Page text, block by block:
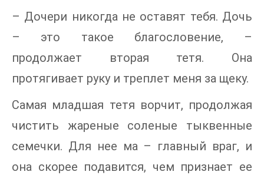
– Дочери никогда не оставят тебя. Дочь
– это такое благословение, –
продолжает вторая тетя. Она
протягивает руку и треплет меня за щеку.
Самая младшая тетя ворчит, продолжая
чистить жареные соленые тыквенные
семечки. Для нее ма – главный враг, и
она скорее подавится, чем признает ее